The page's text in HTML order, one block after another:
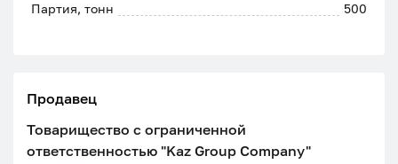
Партия, тонн 500
Продавец
Товарищество с ограниченной
ответственностью "Kaz Group Company"